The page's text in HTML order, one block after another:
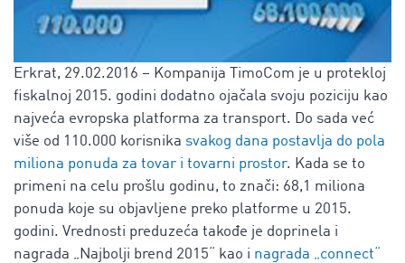
Erkrat, 29.02.2016 – Kompanija TimoCom je u protekloj
fiskalnoj 2015. godini dodatno ojačala svoju poziciju kao
najveća evropska platforma za transport. Do sada već
više od 110.000 korisnika svakog dana postavlja do pola
miliona ponuda za tovar i tovarni prostor. Kada se to
primeni na celu prošlu godinu, to znači: 68,1 miliona
ponuda koje su objavljene preko platforme u 2015.
godini. Vrednosti preduzeća takođe je doprinela i
nagrada „Najbolji brend 2015“ kao i nagrada „connect“